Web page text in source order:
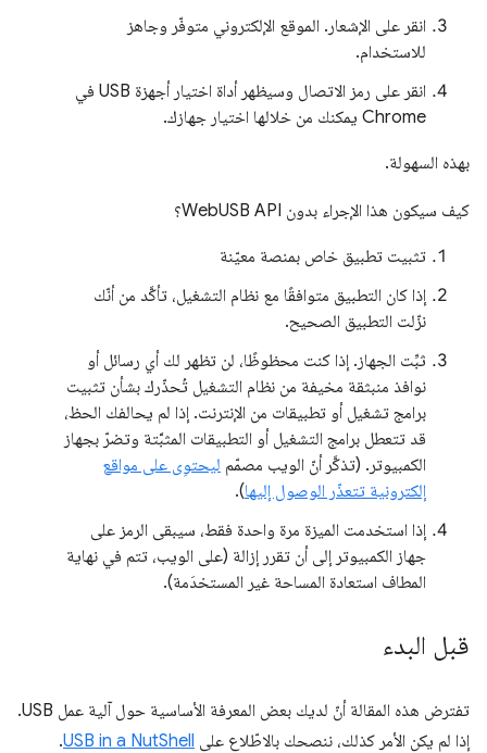
انقر على الإشعار. الموقع الإلكتروني متوفّر وجاهز
للاستخدام.
انقر على رمز الاتصال وسيظهر أداة اختيار أجهزة USB في
Chrome يمكنك من خلالها اختيار جهازك.
بهذه السهولة.
كيف سيكون هذا الإجراء بدون WebUSB API؟
تثبيت تطبيق خاص بمنصة معيّنة
إذا كان التطبيق متوافقًا مع نظام التشغيل، تأكَّد من أنّك
نزّلت التطبيق الصحيح.
ثبِّت الجهاز. إذا كنت محظوظًا، لن تظهر لك أي رسائل أو
نوافذ منبثقة مخيفة من نظام التشغيل تُحذّرك بشأن تثبيت
برامج تشغيل أو تطبيقات من الإنترنت. إذا لم يحالفك الحظ،
قد تتعطل برامج التشغيل أو التطبيقات المثبَّتة وتضرّ بجهاز
الكمبيوتر. (تذكَّر أنّ الويب مصمّم ليحتوِى على مواقع
إلكترونية تتعذّر الوصول إليها).
إذا استخدمت الميزة مرة واحدة فقط، سيبقى الرمز على
جهاز الكمبيوتر إلى أن تقرر إزالة (على الويب، تتم في نهاية
المطاف استعادة المساحة غير المستخدَمة).
قبل البدء
تفترض هذه المقالة أنّ لديك بعض المعرفة الأساسية حول آلية عمل USB.
إذا لم يكن الأمر كذلك، ننصحك بالاطّلاع على USB in a NutShell
.